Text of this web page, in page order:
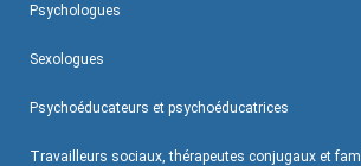
Psychologues
Sexologues
Psychoéducateurs et psychoéducatrices
Travailleurs sociaux, thérapeutes conjugaux et